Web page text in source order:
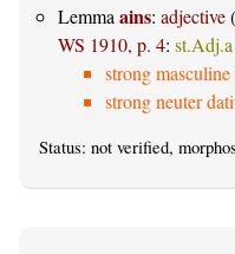
Lemma ains: adjective(
WS 1910, p. 4: st.Adj.a
strong
strong neuter
Status: not verified,